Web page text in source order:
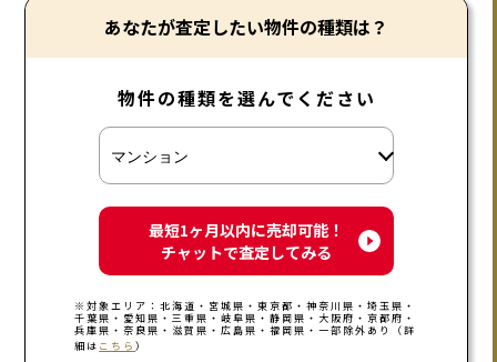
あなたが査定したい物件の種類は？
物件の種類を選んでください
最短1ヶ月以内に売却可能！
チャットで査定してみる
※対象エリア：北海道・宮城県・東京都・神奈川県・埼玉県・
千葉県・愛知県・三重県・岐阜県・静岡県・大阪府・京都府・
兵庫県・奈良県・滋賀県・広島県・福岡県・一部除外あり（詳
細は こちら）